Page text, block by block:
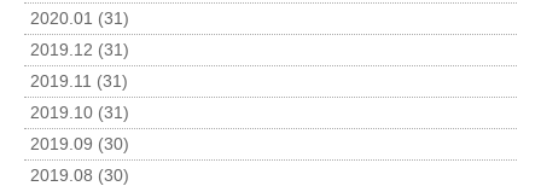
2020.01 (31)
2019.12 (31)
2019.11 (31)
2019.10 (31)
2019.09 (30)
2019.08 (30)